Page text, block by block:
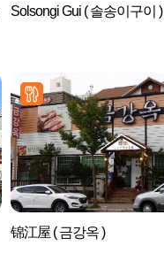
Solsongi Gui ( 솔송이구이 )
锦江屋 ( 금강옥 )